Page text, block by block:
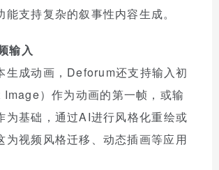
能支持复杂的叙事性内容生成。
输入
生成动画，Deforum还支持输入初
）作为动画的第一帧，或输
为基础，通过AI进行风格化重绘或
为视频风格迁移、动态插画等应用